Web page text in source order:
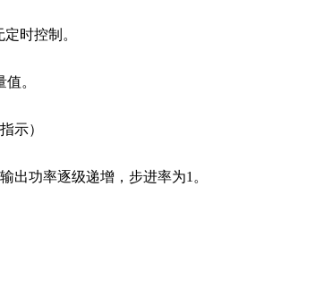
时控制。
。
示）
出功率逐级递增，步进率为1。